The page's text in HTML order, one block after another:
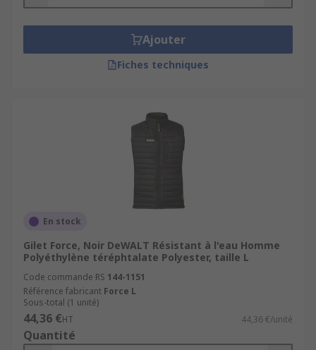
Ajouter
Fiches techniques
En stock
Gilet Force, Noir DeWALT Résistant à l'eau Homme
Polyéthylène téréphtalate Polyester, taille L
Code commande RS 144-1151
Référence fabricant Force L
Sous-total (1 unité)
44,36 €HT 44,36 €/unité
Quantité